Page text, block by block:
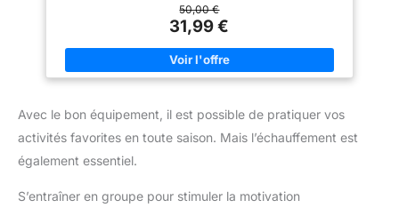
Wick pour une gestion optimale de l'humidité. Empêche
l'humidité de pénétrer. Chaleur accrue grâce à la technologie
thermique Omni-Heat avec revêtement thermoréfléchissant
Grand confort de port grâce à la matière quadri-extensible et à
la structure des coutures plates et ergonomiques. Contenu: 1x
Columbia Haut Sous-couche à Manches Longues Homme,
50,00 €
31,99 €
Avec le bon équipement, il est possible de pratiquer vos
activités favorites en toute saison. Mais l’échauffement est
également essentiel.
S’entraîner en groupe pour stimuler la motivation